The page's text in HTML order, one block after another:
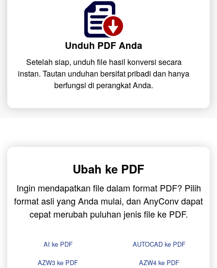
Unduh PDF Anda
Setelah siap, unduh file hasil konversi secara
instan. Tautan unduhan bersifat pribadi dan hanya
berfungsi di perangkat Anda.
Ubah ke PDF
Ingin mendapatkan file dalam format PDF? Pilih
format asli yang Anda mulai, dan AnyConv dapat
cepat merubah puluhan jenis file ke PDF.
AI ke PDF
AUTOCAD ke PDF
AZW3 ke PDF
AZW4 ke PDF